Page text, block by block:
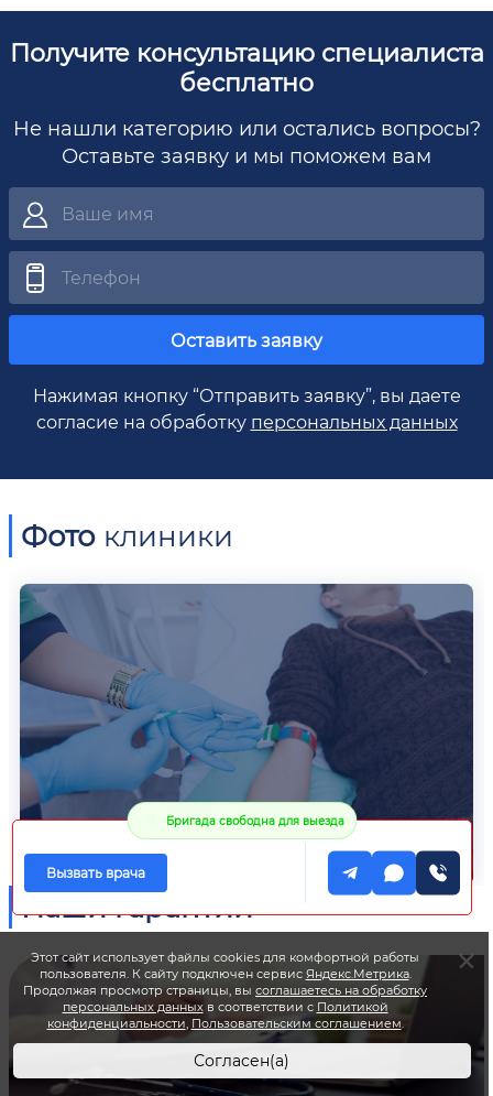
Получите консультацию специалиста
бесплатно
Не нашли категорию или остались вопросы?
Оставьте заявку и мы поможем вам
Оставить заявку
Нажимая кнопку “Отправить заявку”, вы даете
согласие на обработку персональных данных
Фото клиники
Наши гарантии
Этот сайт использует файлы cookies для комфортной работы
пользователя. К сайту подключен сервис Яндекс.Метрика.
Продолжая просмотр страницы, высоглашаетесь на обработку
персональных данныхв соответствии с Политикой
конфиденциальности, Пользовательским соглашением.
Согласен(а)
Бригада свободна для выезда
Вызвать врача